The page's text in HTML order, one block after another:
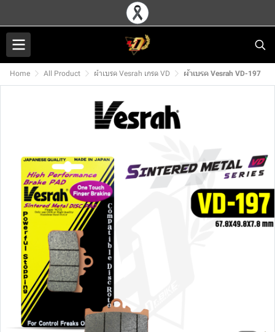
Home All Product ผ้าเบรค Vesrah เกรด VD ผ้าเบรค Vesrah VD-197